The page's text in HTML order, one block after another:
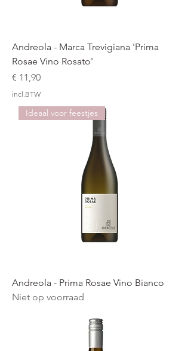
Andreola - Marca Trevigiana 'Prima
Rosae Vino Rosato'
Prijs
€ 11,90
incl.BTW
Ideaal voor feestjes
Andreola - Prima Rosae Vino Bianco
Niet op voorraad